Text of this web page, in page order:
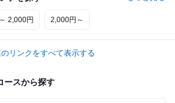
2,000円 2,000円～
のリンクをすべて表示する
ースから探す